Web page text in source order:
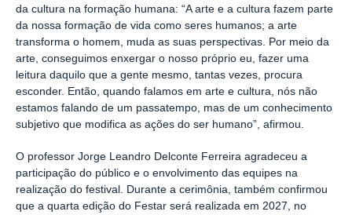
da cultura na formação humana: “A arte e a cultura fazem parte
da nossa formação de vida como seres humanos; a arte
transforma o homem, muda as suas perspectivas. Por meio da
arte, conseguimos enxergar o nosso próprio eu, fazer uma
leitura daquilo que a gente mesmo, tantas vezes, procura
esconder. Então, quando falamos em arte e cultura, nós não
estamos falando de um passatempo, mas de um conhecimento
subjetivo que modifica as ações do ser humano”, afirmou.
O professor Jorge Leandro Delconte Ferreira agradeceu a
participação do público e o envolvimento das equipes na
realização do festival. Durante a cerimônia, também confirmou
que a quarta edição do Festar será realizada em 2027, no